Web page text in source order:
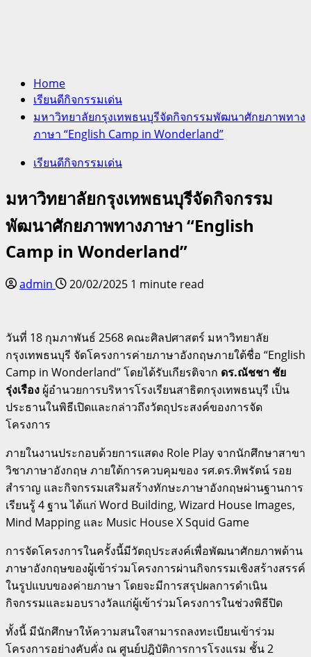
Home
เรียนดีกิจกรรมเด่น
มหาวิทยาลัยกรุงเทพธนบุรีจัดกิจกรรมพัฒนาศักยภาพทาง
ภาษา “English Camp in Wonderland”
เรียนดีกิจกรรมเด่น
มหาวิทยาลัยกรุงเทพธนบุรีจัดกิจกรรม
พัฒนาศักยภาพทางภาษา “English
Camp in Wonderland”
admin 20/02/2025 1 minute read
วันที่ 18 กุมภาพันธ์ 2568 คณะศิลปศาสตร์ มหาวิทยาลัย
กรุงเทพธนบุรี จัดโครงการค่ายภาษาอังกฤษภายใต้ชื่อ “English
Camp in Wonderland” โดยได้รับเกียรติจาก ดร.ณัชชา ชัย
รุ่งเรือง ผู้อำนวยการบริหารโรงเรียนสาธิตกรุงเทพธนบุรี เป็น
ประธานในพิธีเปิดและกล่าวถึงวัตถุประสงค์ของการจัด
โครงการ
ภายในงานประกอบด้วยการแสดง Role Play จากนักศึกษาสาขา
วิชาภาษาอังกฤษ ภายใต้การควบคุมของ รศ.ดร.ทิพรัตน์ รอย
สำราญ และกิจกรรมเสริมสร้างทักษะภาษาอังกฤษผ่านฐานการ
เรียนรู้ 4 ฐาน ได้แก่ Word Building, Wizard House Images,
Mind Mapping และ Music House X Squid Game
การจัดโครงการในครั้งนี้มีวัตถุประสงค์เพื่อพัฒนาศักยภาพด้าน
ภาษาอังกฤษของผู้เข้าร่วมโครงการผ่านกิจกรรมเชิงสร้างสรรค์
ในรูปแบบของค่ายภาษา โดยจะมีการสรุปผลการดำเนิน
กิจกรรมและมอบรางวัลแก่ผู้เข้าร่วมโครงการในช่วงพิธีปิด
ทั้งนี้ มีนักศึกษาให้ความสนใจสามารถลงทะเบียนเข้าร่วม
โครงการอย่างคับคั่ง ณ ศูนย์ปฎิบัติการการโรงแรม ชั้น 2